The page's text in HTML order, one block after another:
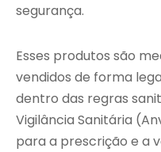
segurança.
Esses produtos são
vendidos de forma
dentro das regras
Vigilância Sanitária
para a prescrição e a